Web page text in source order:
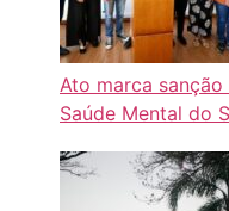
Ato marca
Saúde Mental do